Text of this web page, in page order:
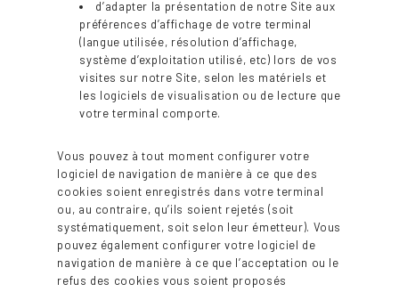
d’adapter la présentation de notre Site aux
préférences d’affichage de votre terminal
(langue utilisée, résolution d’affichage,
système d’exploitation utilisé, etc) lors de vos
visites sur notre Site, selon les matériels et
les logiciels de visualisation ou de lecture que
votre terminal comporte.
Vous pouvez à tout moment configurer votre
logiciel de navigation de manière à ce que des
cookies soient enregistrés dans votre terminal
ou, au contraire, qu’ils soient rejetés (soit
systématiquement, soit selon leur émetteur). Vous
pouvez également configurer votre logiciel de
navigation de manière à ce que l’acceptation ou le
refus des cookies vous soient proposés